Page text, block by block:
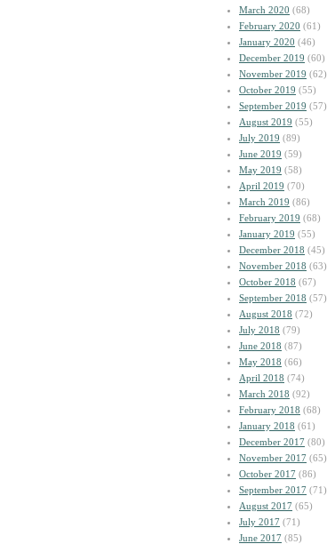
March 2020 (68)
February 2020 (61)
January 2020 (46)
December 2019 (60)
November 2019 (62)
October 2019 (55)
September 2019 (57)
August 2019 (55)
July 2019 (89)
June 2019 (59)
May 2019 (58)
April 2019 (70)
March 2019 (86)
February 2019 (68)
January 2019 (55)
December 2018 (45)
November 2018 (63)
October 2018 (67)
September 2018 (57)
August 2018 (72)
July 2018 (79)
June 2018 (87)
May 2018 (66)
April 2018 (74)
March 2018 (92)
February 2018 (68)
January 2018 (61)
December 2017 (80)
November 2017 (65)
October 2017 (86)
September 2017 (71)
August 2017 (65)
July 2017 (71)
June 2017 (85)